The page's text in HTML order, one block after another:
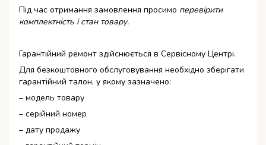
Під час отримання замовлення просимо перевірити
комплектність і стан товару.
Гарантійний ремонт здійснюється в Сервісному Центрі.
Для безкоштовного обслуговування необхідно зберігати
гарантійний талон, у якому зазначено:
– модель товару
– серійний номер
– дату продажу